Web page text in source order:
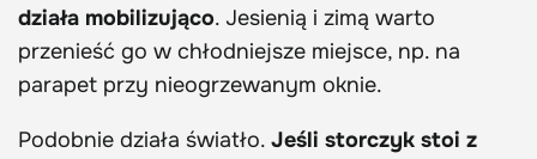
działa mobilizująco. Jesienią i zimą warto
przenieść go w chłodniejsze miejsce, np. na
parapet przy nieogrzewanym oknie.
Podobnie działa światło. Jeśli storczyk stoi z